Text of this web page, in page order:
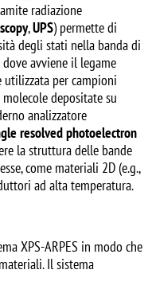
radiazione
,UPS) permette di
degli stati nella banda di
avviene il legame
utilizzata per campioni
depositate su
analizzatore
resolved photoelectron
la struttura delle bande
come materiali 2D (e.g.,
ad alta temperatura.
XPS-ARPES in modo che
Il sistema